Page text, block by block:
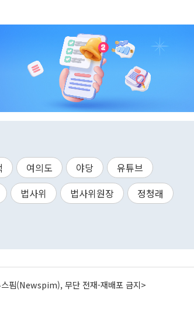
여의도 야당
유튜브
법사위 법사위원장
정청래
스핌(Newspim), 무단 전재-재배포 금지>